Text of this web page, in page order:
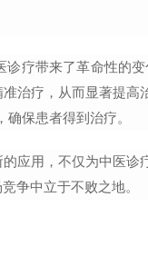
诊疗带来了革命性的
治疗，从而显著提
保患者得到治疗。
应用，不仅为中医
争中立于不败之地。